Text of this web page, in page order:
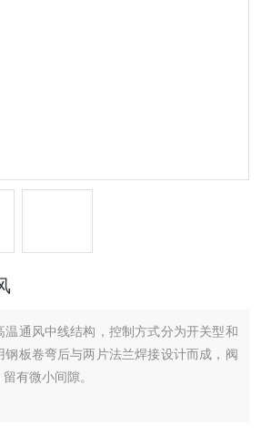
温通风中线结构，控制方式分为开关型和
钢板卷弯后与两片法兰焊接设计而成，阀
有微小间隙。